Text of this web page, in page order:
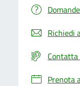
Richiedi
Prenota